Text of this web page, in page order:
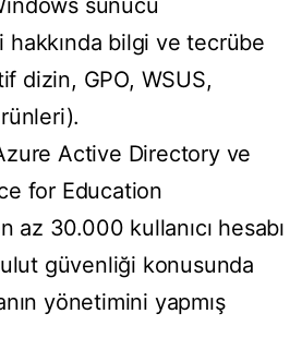
sunucu
bilgi ve tecrübe
dizin, GPO, WSUS,
Active Directory ve
for Education
az 30.000 kullanıcı hesabı
güvenliği konusunda
yönetimini yapmış